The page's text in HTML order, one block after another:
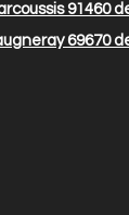
91460
69670